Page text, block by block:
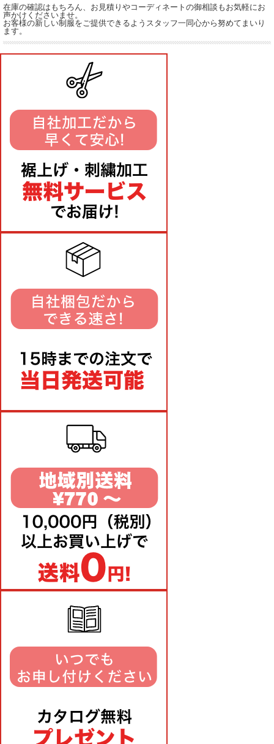
在庫の確認はもちろん、お見積りやコーディネートの御相談もお気軽にお
声かけくださいませ。
お客様の新しい制服をご提供できるようスタッフ一同心から努めてまいり
ます。